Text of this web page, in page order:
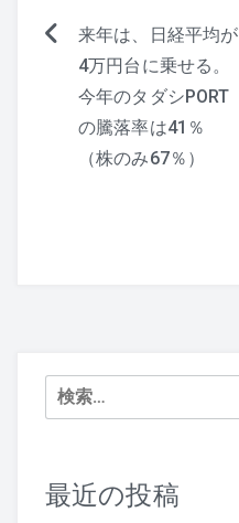
投
ン
来年は、日経平均が
4万円台に乗せる。
今年のタダシPORT
の騰落率は41％
（株のみ67％）
検
索:
最近の投稿